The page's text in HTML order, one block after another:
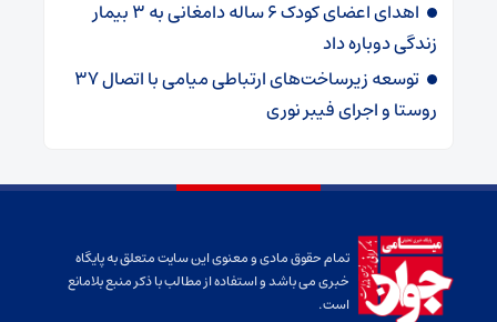
اهدای اعضای کودک ۶ ساله دامغانی به ۳ بیمار
زندگی دوباره داد
توسعه زیرساخت‌های ارتباطی میامی با اتصال ۳۷
روستا و اجرای فیبر نوری
تمام حقوق مادی و معنوی این سایت متعلق به پایگاه
خبری می باشد و استفاده از مطالب با ذکر منبع بلامانع
است.